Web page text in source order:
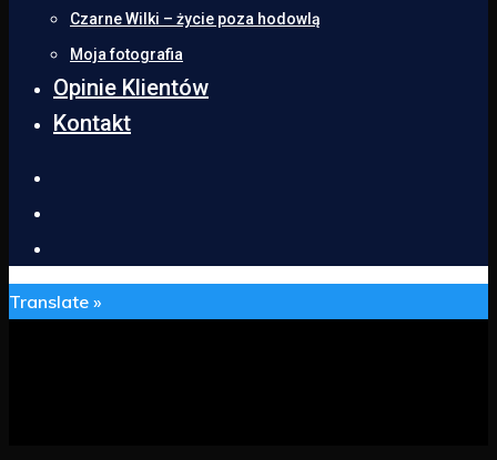
Czarne Wilki – życie poza hodowlą
Moja fotografia
Opinie Klientów
Kontakt
Translate »